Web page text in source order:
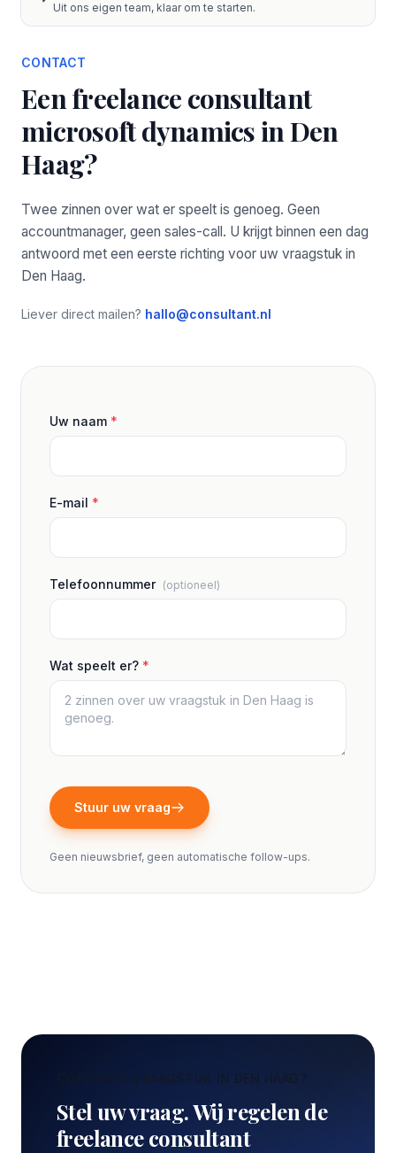
Uit ons eigen team, klaar om te starten.
CONTACT
Een freelance consultant
microsoft dynamics in Den
Haag?
Twee zinnen over wat er speelt is genoeg. Geen
accountmanager, geen sales-call. U krijgt binnen een dag
antwoord met een eerste richting voor uw vraagstuk in
Den Haag.
Liever direct mailen? hallo@consultant.nl
Uw naam *
E-mail *
Telefoonnummer (optioneel)
Wat speelt er? *
Stuur uw vraag
Geen nieuwsbrief, geen automatische follow-ups.
CONCREET VRAAGSTUK IN DEN HAAG?
Stel uw vraag. Wij regelen de
freelance consultant